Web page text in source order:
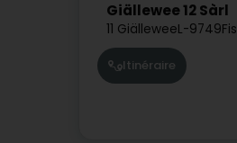
Giällewee 12 Sàrl
11 GiälleweeL-9749
Itinéraire